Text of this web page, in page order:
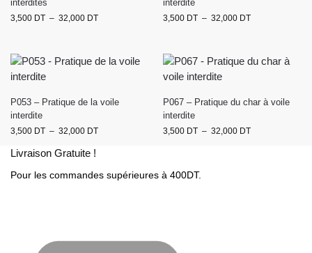
interdites
3,500 DT – 32,000 DT
interdite
3,500 DT – 32,000 DT
P053 – Pratique de la voile
interdite
3,500 DT – 32,000 DT
P067 – Pratique du char à voile
interdite
3,500 DT – 32,000 DT
Livraison Gratuite !
Pour les commandes supérieures à 400DT.